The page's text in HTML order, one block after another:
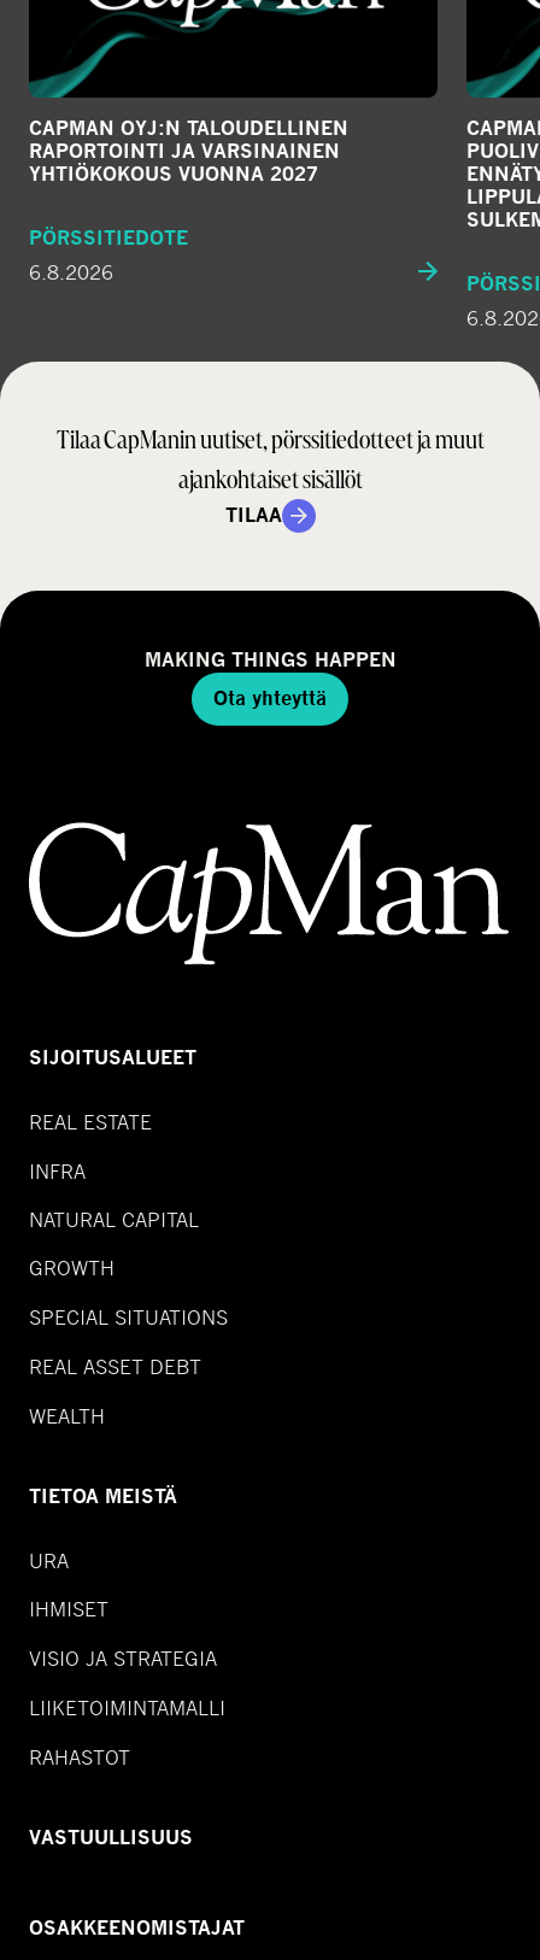
CAPMAN OYJ:N TALOUDELLINEN
RAPORTOINTI JA VARSINAINEN
YHTIÖKOKOUS VUONNA 2027
PÖRSSITIEDOTE
6.8.2026
Tilaa CapManin uutiset, pörssitiedotteet ja muut
ajankohtaiset sisällöt
TILAA
MAKING THINGS HAPPEN
Ota yhteyttä
SIJOITUSALUEET
REAL ESTATE
INFRA
NATURAL CAPITAL
GROWTH
SPECIAL SITUATIONS
REAL ASSET DEBT
WEALTH
TIETOA MEISTÄ
URA
IHMISET
VISIO JA STRATEGIA
LIIKETOIMINTAMALLI
RAHASTOT
VASTUULLISUUS
OSAKKEENOMISTAJAT